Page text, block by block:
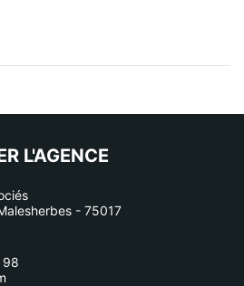
L'AGENCE
- 75017
98